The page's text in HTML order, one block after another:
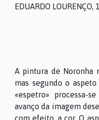
EDUARDO LOURENÇO,
A pintura de Noronha
mas segundo o
«espetro» processa-
avanço da imagem
com efeito, a cor. O